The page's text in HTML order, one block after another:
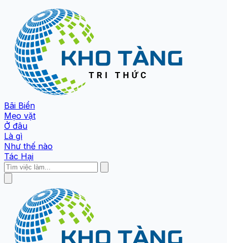
Bãi Biển
Mẹo vặt
Ở đâu
Là gì
Như thế nào
Tác Hại